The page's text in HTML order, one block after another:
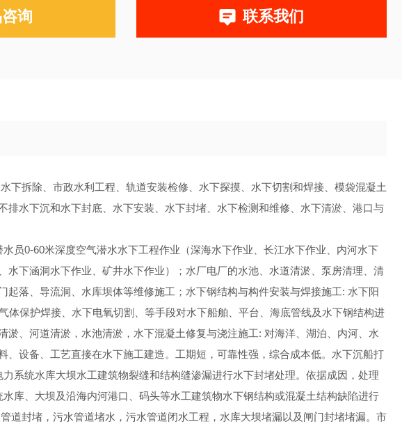
询 联系我们
下拆除、市政水利工程、轨道安装检修、水下探摸、水下切割和焊接、模袋混凝土
水下沉和水下封底、水下安装、水下封堵、水下检测和维修、水下清淤、港口与
员0-60米深度空气潜水水下工程作业（深海水下作业、长江水下作业、内河水下
下涵洞水下作业、矿井水下作业）；水厂电厂的水池、水道清淤、泵房清理、清
落、导流洞、水库坝体等维修施工；水下钢结构与构件安装与焊接施工: 水下阳
体保护焊接、水下电氧切割、等手段对水下船舶、平台、海底管线及水下钢结构进
、河道清淤，水池清淤，水下混凝土修复与浇注施工: 对海洋、湖泊、内河、水
、设备、工艺直接在水下施工建造。工期短，可靠性强，综合成本低。水下沉船打
系统水库大坝水工建筑物裂缝和结构缝渗漏进行水下封堵处理。依据成因，处理
库、大坝及沿海内河港口、码头等水工建筑物水下钢结构或混凝土结构缺陷进行
道封堵，污水管道堵水，污水管道闭水工程，水库大坝堵漏以及闸门封堵堵漏。市